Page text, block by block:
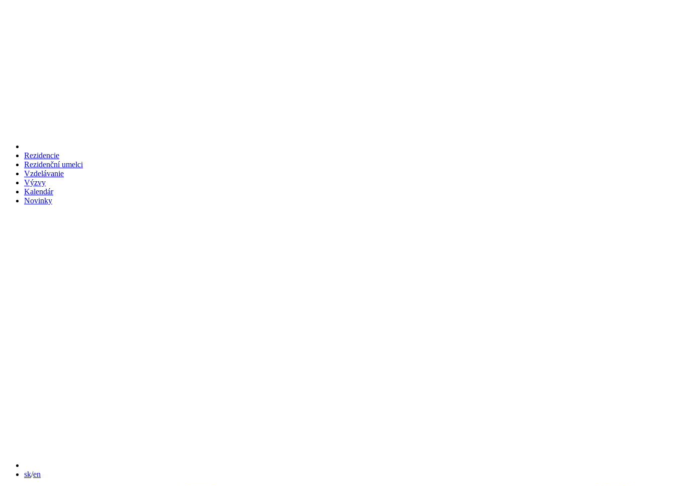
Rezidencie
Rezidenční umelci
Vzdelávanie
Výzvy
Kalendár
Novinky
sk/en